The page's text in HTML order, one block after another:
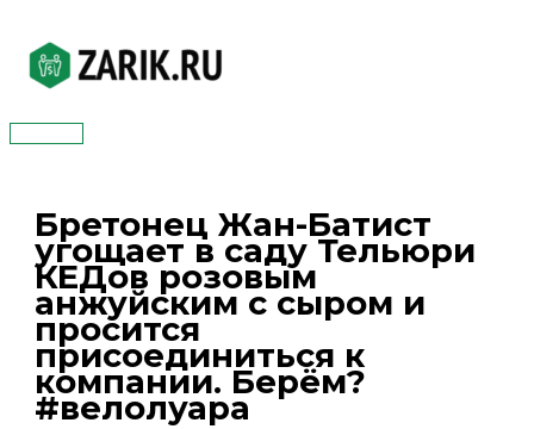
содержимому
Главное
Бретонец Жан-Батист
угощает в саду Тельюри
КЕДов розовым
анжуйским с сыром и
просится
присоединиться к
компании. Берём?
#велолуара